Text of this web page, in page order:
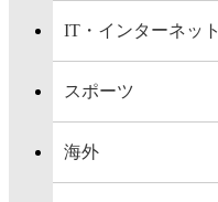
IT・インターネット
スポーツ
海外